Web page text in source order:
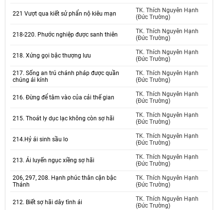
221 Vượt qua kiết sử phẩn nộ kiêu mạn
TK. Thích Nguyên Hạnh
(Đức Trường)
218-220. Phước nghiệp được sanh thiên
TK. Thích Nguyên Hạnh
(Đức Trường)
218. Xứng gọi bậc thượng lưu
TK. Thích Nguyên Hạnh
(Đức Trường)
217. Sống an trú chánh pháp được quần
chúng ái kính
TK. Thích Nguyên Hạnh
(Đức Trường)
216. Đừng để tâm vào của cải thế gian
TK. Thích Nguyên Hạnh
(Đức Trường)
215. Thoát ly dục lạc không còn sợ hãi
TK. Thích Nguyên Hạnh
(Đức Trường)
214.Hỷ ái sinh sầu lo
TK. Thích Nguyên Hạnh
(Đức Trường)
213. Ái luyến ngục xiềng sợ hãi
TK. Thích Nguyên Hạnh
(Đức Trường)
206, 297, 208. Hạnh phúc thân cận bậc
Thánh
TK. Thích Nguyên Hạnh
(Đức Trường)
212. Biết sợ hãi dây tình ái
TK. Thích Nguyên Hạnh
(Đức Trường)